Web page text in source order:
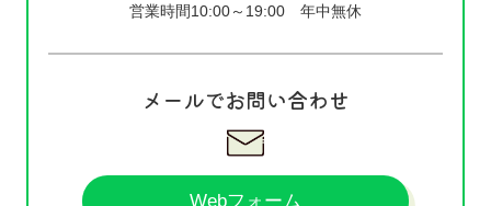
営業時間10:00～19:00 年中無休
メールでお問い合わせ
Webフォーム